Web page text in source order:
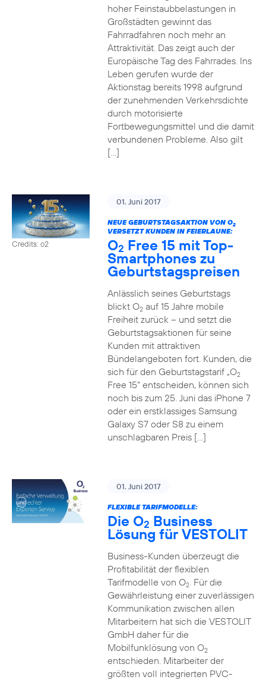
hoher Feinstaubbelastungen in
Großstädten gewinnt das
Fahrradfahren noch mehr an
Attraktivität. Das zeigt auch der
Europäische Tag des Fahrrades. Ins
Leben gerufen wurde der
Aktionstag bereits 1998 aufgrund
der zunehmenden Verkehrsdichte
durch motorisierte
Fortbewegungsmittel und die damit
verbundenen Probleme. Also gilt
[…]
Credits: o2
01. Juni 2017
NEUE GEBURTSTAGSAKTION VON O2
VERSETZT KUNDEN IN FEIERLAUNE:
O2 Free 15 mit Top-
Smartphones zu
Geburtstagspreisen
Anlässlich seines Geburtstags
blickt O2auf 15 Jahre mobile
Freiheit zurück – und setzt die
Geburtstagsaktionen für seine
Kunden mit attraktiven
Bündelangeboten fort. Kunden, die
sich für den Geburtstagstarif „O2
Free 15“ entscheiden, können sich
noch bis zum 25. Juni das iPhone 7
oder ein erstklassiges Samsung
Galaxy S7 oder S8 zu einem
unschlagbaren Preis […]
01. Juni 2017
FLEXIBLE TARIFMODELLE:
Die O2 Business
Lösung für VESTOLIT
Business-Kunden überzeugt die
Profitabilität der flexiblen
Tarifmodelle von O2. Für die
Gewährleistung einer zuverlässigen
Kommunikation zwischen allen
Mitarbeitern hat sich die VESTOLIT
GmbH daher für die
Mobilfunklösung von O2
entschieden. Mitarbeiter der
größten voll integrierten PVC-